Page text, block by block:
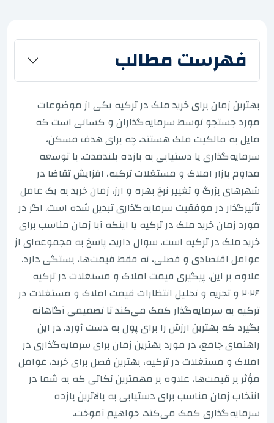
فهرست مطالب
بهترین زمان برای خرید ملک در ترکیه یکی از موضوعات
مورد جستجو توسط سرمایه‌گذاران و کسانی است که
مایل به مالکیت ملک هستند، چه برای هدف مسکن،
سرمایه‌گذاری یا دستیابی به بازده بلندمدت. با توسعه
مداوم بازار املاک و مستغلات ترکیه، افزایش تقاضا در
شهرهای بزرگ و تغییر نرخ بهره و ارز، زمان خرید به یک عامل
تأثیرگذار در موفقیت سرمایه‌گذاری تبدیل شده است. اگر در
مورد زمان خرید ملک در ترکیه یا اینکه آیا زمان مناسب برای
خرید ملک در ترکیه است، سوال دارید، پاسخ به مجموعه‌ای از
عوامل اقتصادی و فصلی، نه فقط قیمت‌ها، بستگی دارد.
علاوه بر این، پیگیری قیمت املاک و مستغلات در ترکیه
۲۰۲۶ و تجزیه و تحلیل انتظارات قیمت املاک و مستغلات در
ترکیه به سرمایه‌گذار کمک می‌کند تا تصمیمی آگاهانه
بگیرد که بهترین ارزش را برای پول به دست آورد. در این
راهنمای جامع، در مورد بهترین زمان برای سرمایه‌گذاری در
املاک و مستغلات در ترکیه، بهترین فصل برای خرید، عوامل
مؤثر بر قیمت‌ها، علاوه بر مهمترین نکاتی که به شما در
انتخاب زمان مناسب برای دستیابی به بالاترین بازده
سرمایه‌گذاری کمک می‌کند، خواهیم آموخت.